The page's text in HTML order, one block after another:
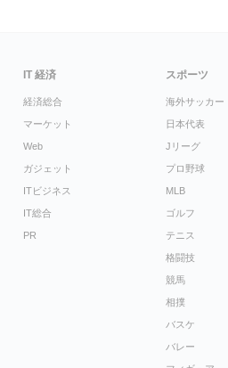
IT 経済
経済総合
マーケット
Web
ガジェット
ITビジネス
IT総合
PR
スポーツ
海外サッカー
日本代表
Jリーグ
プロ野球
MLB
ゴルフ
テニス
格闘技
競馬
相撲
バスケ
バレー